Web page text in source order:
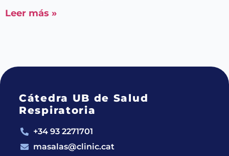
Leer más »
Cátedra UB de Salud
Respiratoria
+34 93 2271701
masalas@clinic.cat